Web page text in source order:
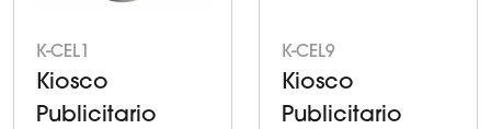
K-CEL1
Kiosco
Publicitario
K-CEL9
Kiosco
Publicitario